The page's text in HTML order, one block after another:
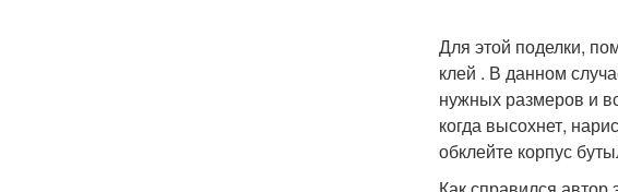
Для этой поделки,
клей . В данном
нужных размеров и
когда высохнет,
обклейте корпус